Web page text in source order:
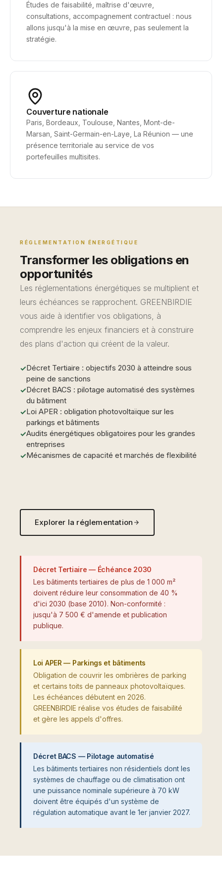
Études de faisabilité, maîtrise d'œuvre,
consultations, accompagnement contractuel : nous
allons jusqu'à la mise en œuvre, pas seulement la
stratégie.
Couverture nationale
Paris, Bordeaux, Toulouse, Nantes, Mont-de-
Marsan, Saint-Germain-en-Laye, La Réunion — une
présence territoriale au service de vos
portefeuilles multisites.
RÉGLEMENTATION ÉNERGÉTIQUE
Transformer les obligations en
opportunités
Les réglementations énergétiques se multiplient et
leurs échéances se rapprochent. GREENBIRDIE
vous aide à identifier vos obligations, à
comprendre les enjeux financiers et à construire
des plans d'action qui créent de la valeur.
Décret Tertiaire : objectifs 2030 à atteindre sous
peine de sanctions
Décret BACS : pilotage automatisé des systèmes
du bâtiment
Loi APER : obligation photovoltaïque sur les
parkings et bâtiments
Audits énergétiques obligatoires pour les grandes
entreprises
Mécanismes de capacité et marchés de flexibilité
Explorer la réglementation
Décret Tertiaire — Échéance 2030
Les bâtiments tertiaires de plus de 1 000 m²
doivent réduire leur consommation de 40 %
d'ici 2030 (base 2010). Non-conformité :
jusqu'à 7 500 € d'amende et publication
publique.
Loi APER — Parkings et bâtiments
Obligation de couvrir les ombrières de parking
et certains toits de panneaux photovoltaïques.
Les échéances débutent en 2026.
GREENBIRDIE réalise vos études de faisabilité
et gère les appels d'offres.
Décret BACS — Pilotage automatisé
Les bâtiments tertiaires non résidentiels dont les
systèmes de chauffage ou de climatisation ont
une puissance nominale supérieure à 70 kW
doivent être équipés d'un système de
régulation automatique avant le 1er janvier 2027.